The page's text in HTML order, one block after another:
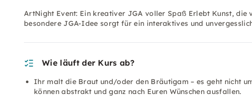
ArtNight Event: Ein kreativer JGA voller Spaß Erlebt Kunst, die
besondere JGA-Idee sorgt für ein interaktives und
Wie läuft der Kurs ab?
Ihr malt die Braut und/oder den Bräutigam – es geht nicht
können abstrakt und ganz nach Euren Wünschen ausfallen.